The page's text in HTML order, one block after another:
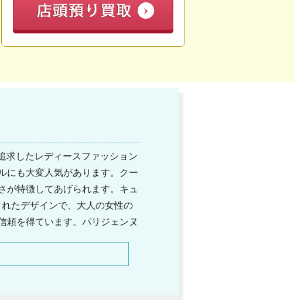
求したレディースファッション
にも大変人気があります。クー
が特徴してあげられます。キュ
たデザインで、大人の女性の
頼を得ています。パリジェンヌ
るようです。また、シンプル